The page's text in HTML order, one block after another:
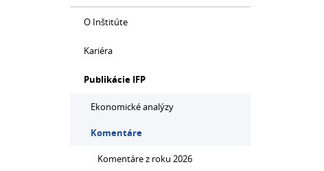
O Inštitúte
Kariéra
Publikácie IFP
Ekonomické analýzy
Komentáre
Komentáre z roku 2026